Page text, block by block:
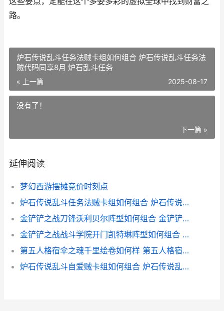
路。
炉石传说乱斗任务法贼卡组如何组合 炉石传说乱斗任务法
贼代码同享8月 炉石乱斗任务
« 上一篇 2025-08-17
没有了！
下一篇 »
延伸阅读
梦幻西游摆摊竞价时刻点
炉石传说乱斗任务法贼卡组如何组合 炉石传说乱斗任务法贼代码同享8月 炉石乱斗任务
金铲铲之战刀锋沃利贝尔阵型如何组合 金铲铲之战刀锋沃利贝尔方法 金铲铲金刀
金铲铲之战战斗学院开门凯特琳阵型如何组合 金铲铲之战战斗学院开门凯特琳方法 金铲铲之战战斗学院潜能
第五人格宿伞之魂千里绘卷如何样 第五人格宿伞之魂千里绘卷时装 第五人格宿伞之魂粲然的北辰
炉石传说乱斗自爱贼卡组如何组合 炉石传说乱斗自爱贼代码同享8月 炉石传说乱斗模式机制